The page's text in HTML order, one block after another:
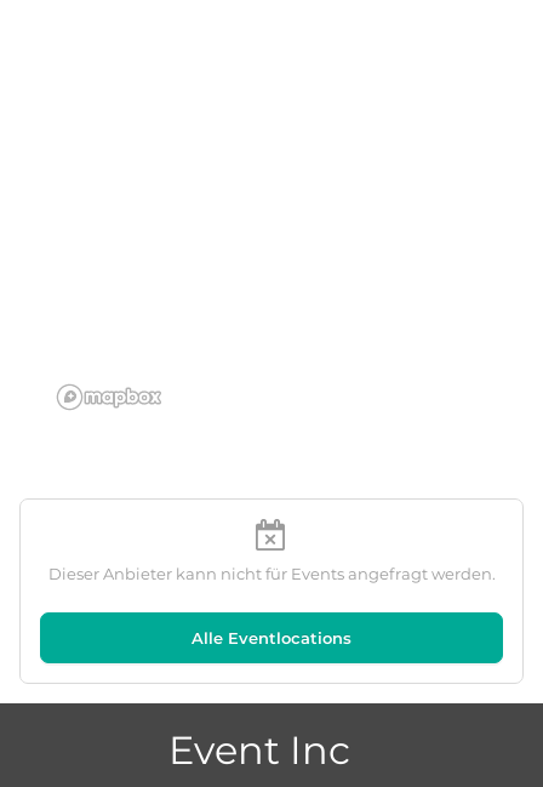
Dieser Anbieter kann nicht für Events angefragt werden.
Alle Eventlocations
Event Inc